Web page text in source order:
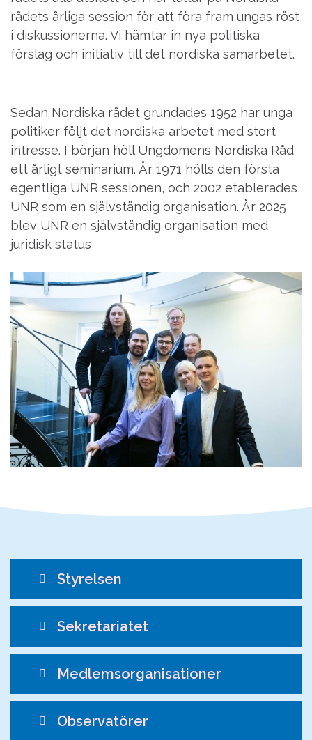
rådets årliga session för att föra fram ungas röst
i diskussionerna. Vi hämtar in nya politiska
förslag och initiativ till det nordiska samarbetet.
Sedan Nordiska rådet grundades 1952 har unga
politiker följt det nordiska arbetet med stort
intresse. I början höll Ungdomens Nordiska Råd
ett årligt seminarium. År 1971 hölls den första
egentliga UNR sessionen, och 2002 etablerades
UNR som en självständig organisation. År 2025
blev UNR en självständig organisation med
juridisk status
Styrelsen
Sekretariatet
Medlemsorganisationer
Observatörer